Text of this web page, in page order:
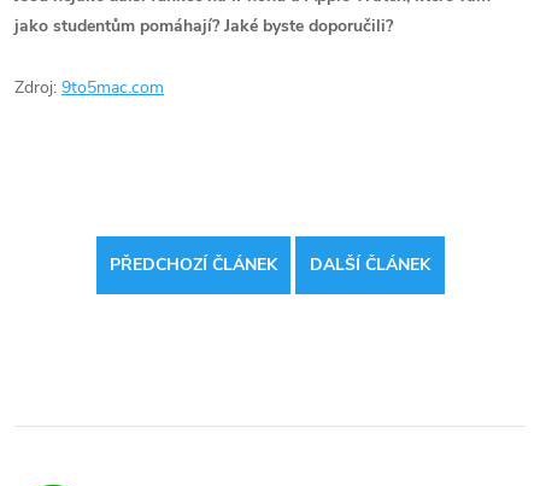
jako studentům pomáhají? Jaké byste doporučili?
Zdroj: 9to5mac.com
PŘEDCHOZÍ ČLÁNEK DALŠÍ ČLÁNEK